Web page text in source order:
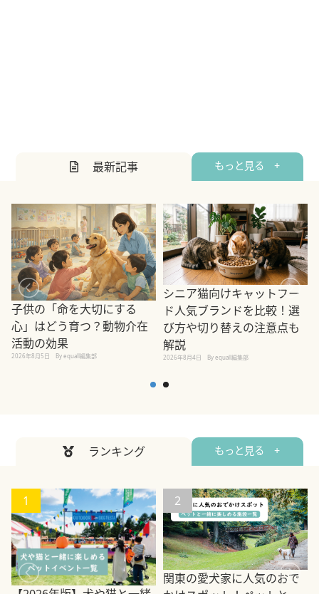
最新記事 もっと見る +
子供の「命を大切にする
心」はどう育つ？動物介在
活動の効果
2026年8月5日 By equall編集部
シニア猫向けキャットフー
ド人気ブランドを比較！選
び方や切り替えの注意点も
解説
2026年8月4日 By equall編集部
ランキング もっと見る +
1 2
関東の愛犬家に人気のおで